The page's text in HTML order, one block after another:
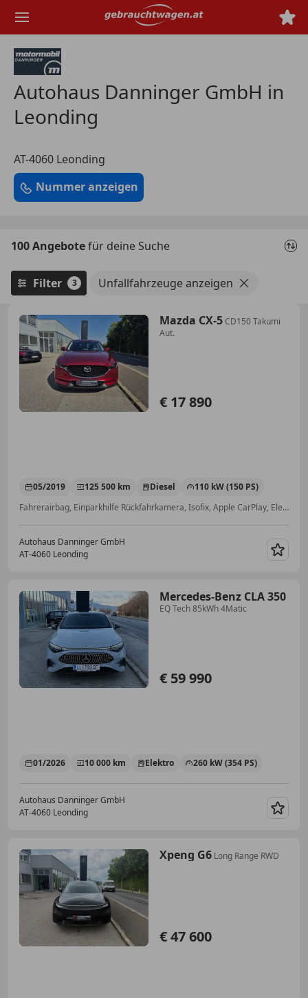
Hauptinhalt
Autohaus Danninger GmbH in
Leonding
AT-4060 Leonding
Nummer anzeigen
100 Angebotefür deine Suche
Filter 3 Unfallfahrzeuge anzeigen
Mazda CX-5CD150 Takumi
Aut.
€ 17 890
05/2019 125 500 km Diesel
110 kW (150 PS)
Fahrerairbag, Einparkhilfe Rückfahrkamera, Isofix, Apple CarPlay, Elektrische Fensterheber, Lordosenstütze, Beheizbares Lenkrad, Head-up display
Autohaus Danninger GmbH
AT-4060 Leonding
Mercedes-Benz CLA 350
EQ Tech 85kWh 4Matic
€ 59 990
01/2026 10 000 km Elektro 260 kW (354 PS)
Autohaus Danninger GmbH
AT-4060 Leonding
Xpeng G6 Long Range RWD
€ 47 600